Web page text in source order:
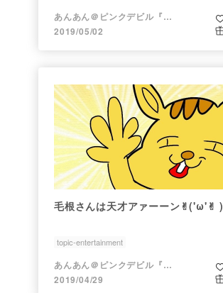
あんあん＠ピンクデビル『変態』
2019/05/02
毛根さんは天才アァーーン✌︎('ω'✌︎ )
topic-entertainment
あんあん＠ピンクデビル『変態』
2019/04/29